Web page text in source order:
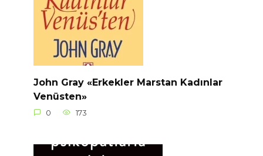
John Gray «Erkekler Marstan Kadınlar
Venüsten»
0 173